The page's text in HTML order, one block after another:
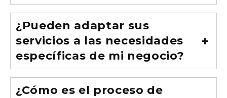
¿Pueden adaptar sus
servicios a las necesidades
específicas de mi negocio?
¿Cómo es el proceso de